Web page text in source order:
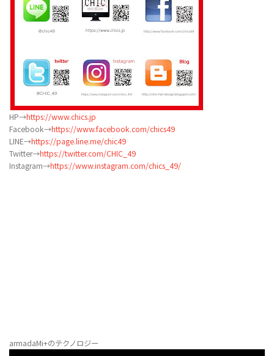
HP→https://www.chics.jp
Facebook→https://www.facebook.com/chics49
LINE→https://page.line.me/chic49
Twitter→https://twitter.com/CHIC_49
Instagram→https://www.instagram.com/chics_49/
armadaMi+のテクノロジー